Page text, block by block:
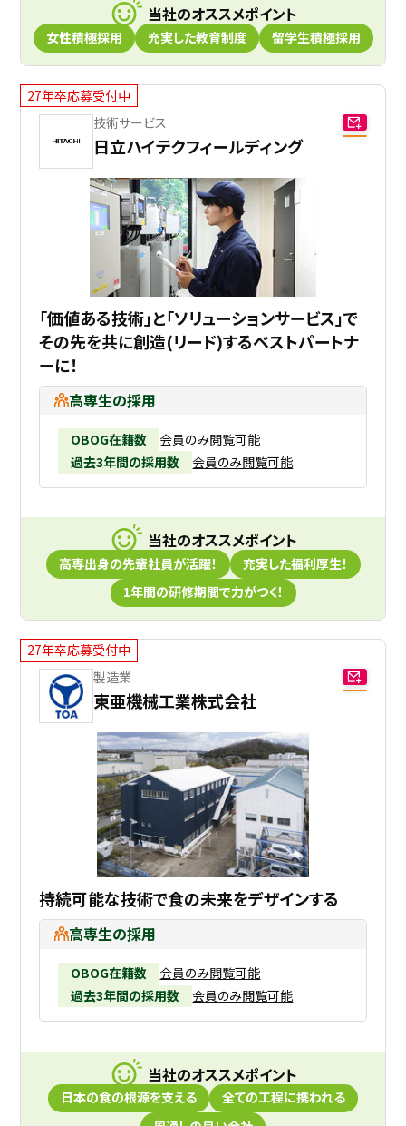
当社のオススメポイント
女性積極採用 充実した教育制度 留学生積極採用
27年卒応募受付中
技術サービス
日立ハイテクフィールディング
｢価値ある技術｣と｢ソリューションサービス｣で
その先を共に創造(リード)するベストパートナ
ーに！
高専生の採用
OBOG在籍数
会員のみ閲覧可能
過去3年間の採用数
会員のみ閲覧可能
当社のオススメポイント
高専出身の先輩社員が活躍！
充実した福利厚生！
1年間の研修期間で力がつく！
27年卒応募受付中
製造業
東亜機械工業株式会社
持続可能な技術で食の未来をデザインする
高専生の採用
OBOG在籍数
会員のみ閲覧可能
過去3年間の採用数
会員のみ閲覧可能
当社のオススメポイント
日本の食の根源を支える
全ての工程に携われる